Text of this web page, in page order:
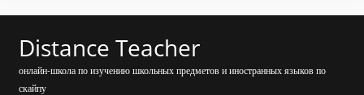
Distance Teacher
онлайн-школа по изучению школьных предметов и иностранных языков по
скайпу